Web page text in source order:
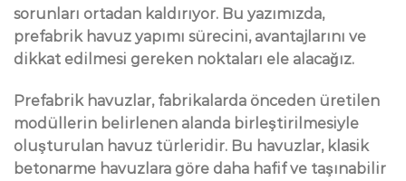
sorunları ortadan kaldırıyor. Bu yazımızda,
prefabrik havuz yapımı sürecini, avantajlarını ve
dikkat edilmesi gereken noktaları ele alacağız.
Prefabrik havuzlar, fabrikalarda önceden üretilen
modüllerin belirlenen alanda birleştirilmesiyle
oluşturulan havuz türleridir. Bu havuzlar, klasik
betonarme havuzlara göre daha hafif ve taşınabilir